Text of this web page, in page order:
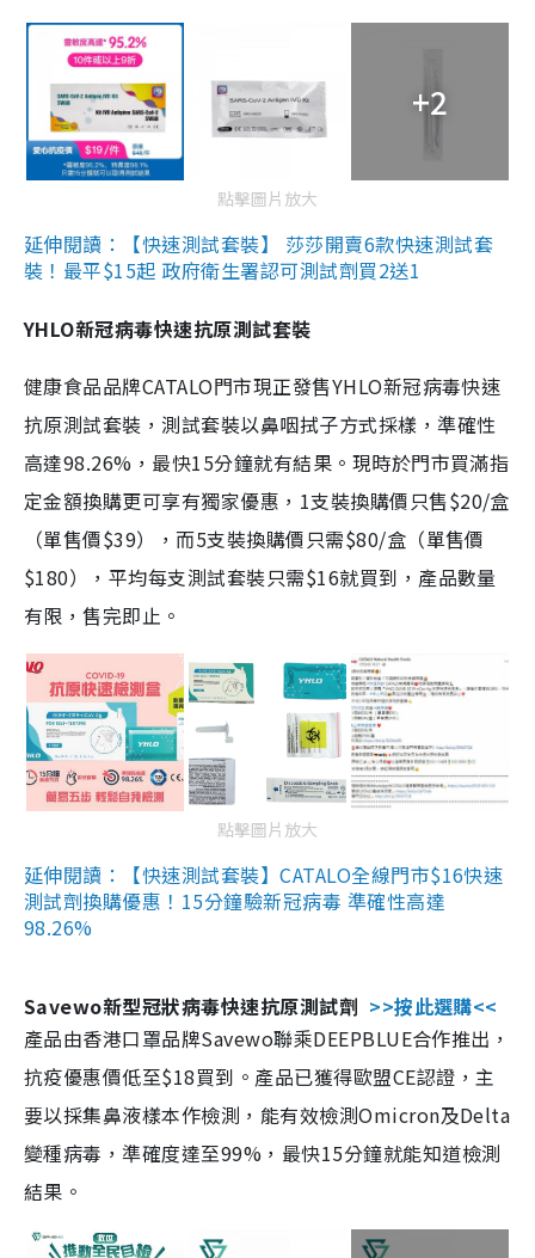
+2
點擊圖片放大
延伸閱讀：【快速測試套裝】 莎莎開賣6款快速測試套
裝！最平$15起 政府衛生署認可測試劑買2送1
YHLO新冠病毒快速抗原測試套裝
健康食品品牌CATALO門市現正發售YHLO新冠病毒快速
抗原測試套裝，測試套裝以鼻咽拭子方式採樣，準確性
高達98.26%，最快15分鐘就有結果。現時於門市買滿指
定金額換購更可享有獨家優惠，1支裝換購價只售$20/盒
（單售價$39），而5支裝換購價只需$80/盒（單售價
$180），平均每支測試套裝只需$16就買到，產品數量
有限，售完即止。
點擊圖片放大
延伸閱讀：【快速測試套裝】CATALO全線門市$16快速
測試劑換購優惠！15分鐘驗新冠病毒 準確性高達
98.26%
Savewo新型冠狀病毒快速抗原測試劑 >>按此選購<<
產品由香港口罩品牌Savewo聯乘DEEPBLUE合作推出，
抗疫優惠價低至$18買到。產品已獲得歐盟CE認證，主
要以採集鼻液樣本作檢測，能有效檢測Omicron及Delta
變種病毒，準確度達至99%，最快15分鐘就能知道檢測
結果。